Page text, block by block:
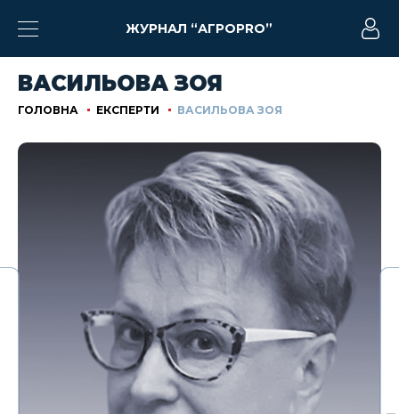
ЖУРНАЛ “АГРОPRO”
ВАСИЛЬОВА ЗОЯ
ГОЛОВНА ЕКСПЕРТИ ВАСИЛЬОВА ЗОЯ